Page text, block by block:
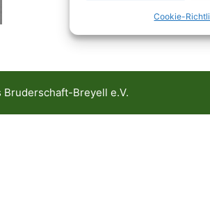
Cookie-
Breyell e.V.